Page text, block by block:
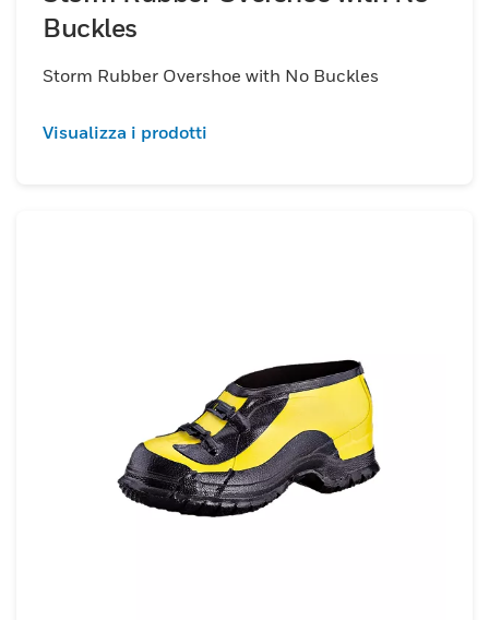
Buckles
Storm Rubber Overshoe with No Buckles
Visualizza i prodotti